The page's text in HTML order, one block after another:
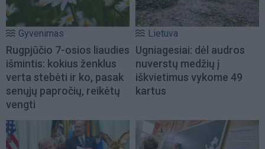
Gyvenimas
Rugpjūčio 7-osios liaudies
išmintis: kokius ženklus
verta stebėti ir ko, pasak
senųjų papročių, reikėtų
vengti
Lietuva
Ugniagesiai: dėl audros
nuverstų medžių į
iškvietimus vykome 49
kartus